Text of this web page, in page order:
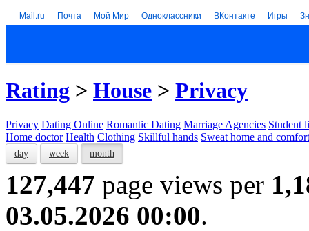
Mail.ru Почта Мой Мир Одноклассники ВКонтакте Игры
Rating > House > Privacy
Privacy Dating Online Romantic Dating Marriage Agencies Student
Home doctor Health Clothing Skillful hands Sweat home and comfort
day week month
127,447 page views per
03.05.2026 00:00.